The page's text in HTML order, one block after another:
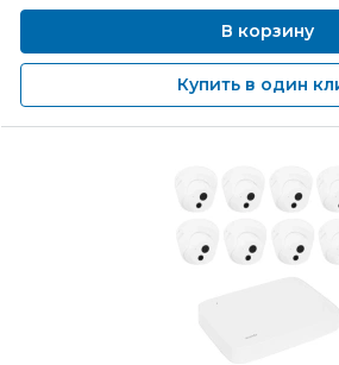
В корзину
Купить в один